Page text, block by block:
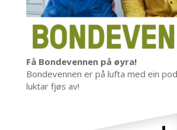
Få Bondevennen på øyra!
Bondevennen er på lufta med ein
luktar fjøs av!